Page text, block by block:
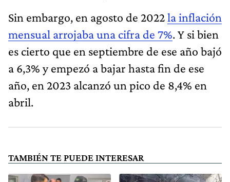
Sin embargo, en agosto de 2022la inflación
mensual arrojaba una cifra de 7%. Y si bien
es cierto que en septiembre de ese año bajó
a 6,3% y empezó a bajar hasta fin de ese
año, en 2023 alcanzó un pico de 8,4% en
abril.
TAMBIÉN TE PUEDE INTERESAR